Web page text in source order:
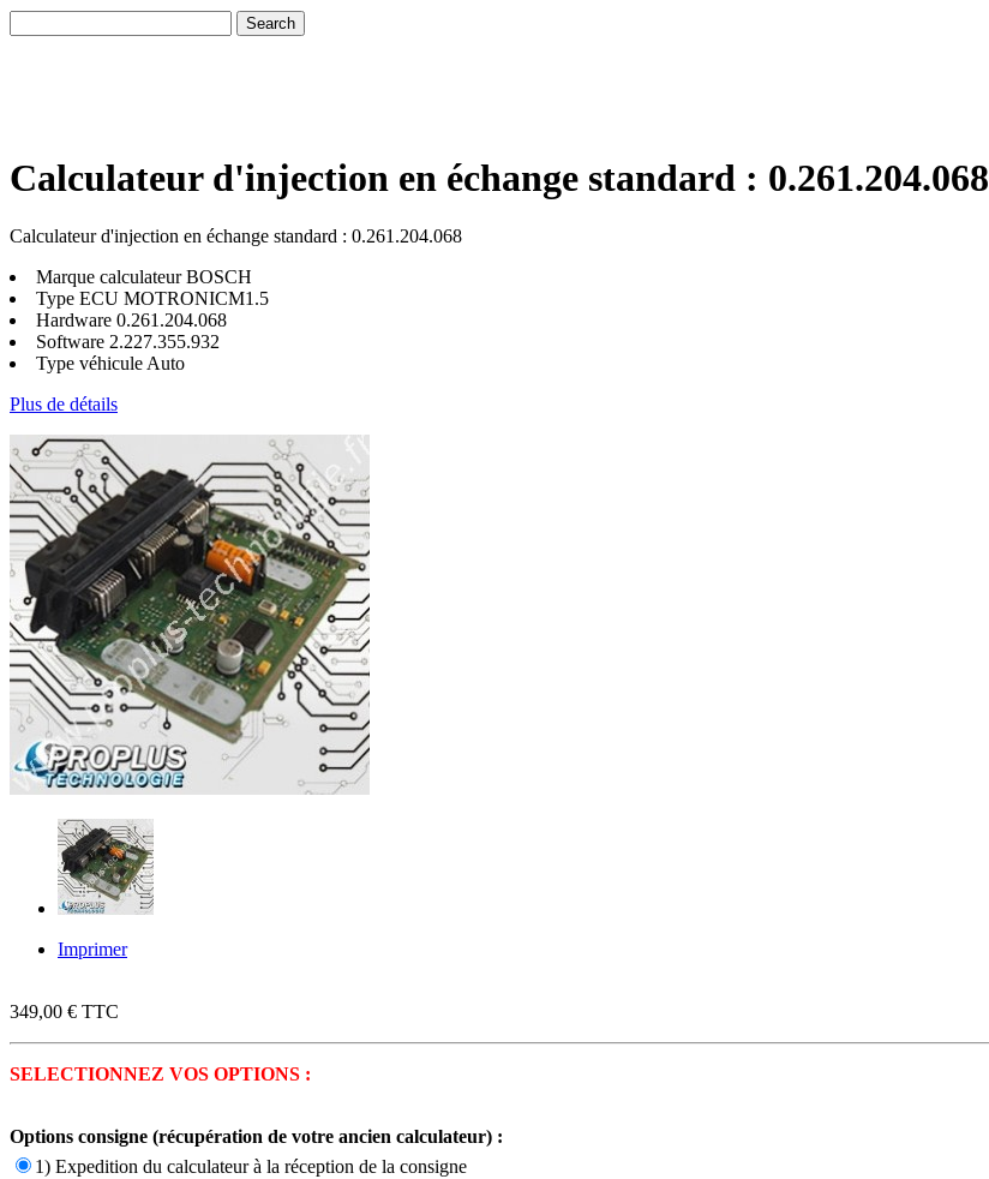
Calculateur d'injection en échange standard : 0.261.204.068
Calculateur d'injection en échange standard : 0.261.204.068
Marque calculateurBOSCH
Type ECU MOTRONICM1.5
Hardware 0.261.204.068
Software 2.227.355.932
Type véhicule Auto
Plus de détails
Imprimer
349,00 € TTC
SELECTIONNEZ VOS OPTIONS :
Options consigne (récupération de votre ancien calculateur) :
1) Expedition du calculateur à la réception de la consigne